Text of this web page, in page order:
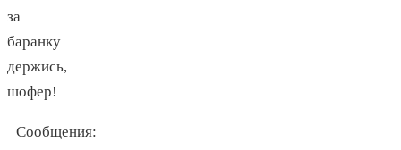
за
баранку
держись,
шофер!
Сообщения: